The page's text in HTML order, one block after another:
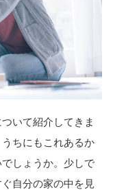
いて紹介してきま
ちにもこれあるか
しょうか。少しで
自分の家の中を見